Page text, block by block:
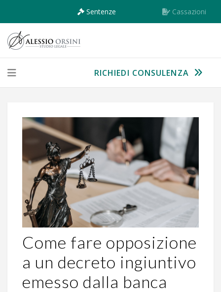
Sentenze Cassazioni
RICHIEDI CONSULENZA
Come fare opposizione
a un decreto ingiuntivo
emesso dalla banca